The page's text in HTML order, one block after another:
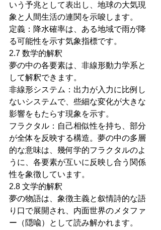
いう予兆として表出し、地球の大気現
象と人間生活の連関を示唆します。
定義：降水確率は、ある地域で雨が降
る可能性を示す気象指標です。
2.7 数学的解釈
夢の中の各要素は、非線形動力学系と
して解釈できます。
非線形システム：出力が入力に比例し
ないシステムで、些細な変化が大きな
影響をもたらす現象を示す。
フラクタル：自己相似性を持ち、部分
が全体を反映する構造。夢の中の多層
的な意味は、幾何学的フラクタルのよ
うに、各要素が互いに反映し合う関係
性を象徴しています。
2.8 文学的解釈
夢の物語は、象徴主義と叙情詩的な語
り口で展開され、内面世界のメタファ
ー（隠喩）として読み解かれます。